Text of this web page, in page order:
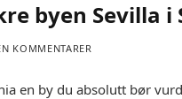
byen Sevilla i
KOMMENTARER
en by du absolutt bør